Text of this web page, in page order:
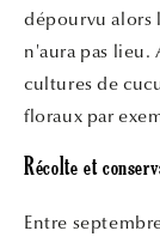
dépourvu
n'aura pas lieu.
cultures de
floraux par
Récolte et
Entre